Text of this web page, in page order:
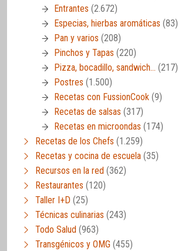
Entrantes (2.672)
Especias, hierbas aromáticas (83)
Pan y varios (208)
Pinchos y Tapas (220)
Pizza, bocadillo, sandwich… (217)
Postres (1.500)
Recetas con FussionCook (9)
Recetas de salsas (317)
Recetas en microondas (174)
Recetas de los Chefs (1.259)
Recetas y cocina de escuela (35)
Recursos en la red (362)
Restaurantes (120)
Taller I+D (25)
Técnicas culinarias (243)
Todo Salud (963)
Transgénicos y OMG (455)